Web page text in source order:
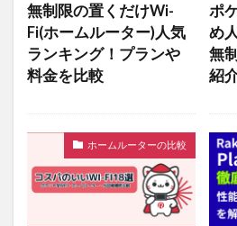
無制限の置くだけWi-
Fi(ホームルーター)人気
ランキング！プランや
料金を比較
ポ
め
無
紹
ホームルーターの比較